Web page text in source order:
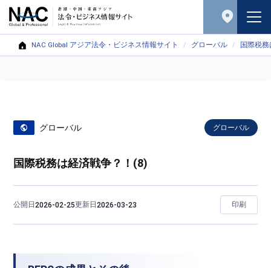
NAC Global アジア法令・ビジネス情報サイト グローバル 国際税
グローバル グローバル
国際税務は経済戦争？！(8)
公開日2026-02-25更新日2026-03-23 印刷